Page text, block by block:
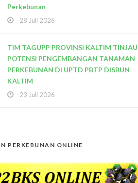
Perkebunan
28 Juli 2026
TIM TAGUPP PROVINSI KALTIM TINJAU
POTENSI PENGEMBANGAN TANAMAN
PERKEBUNAN DI UPTD PBTP DISBUN
KALTIM
23 Juli 2026
PERKEBUNAN ONLINE